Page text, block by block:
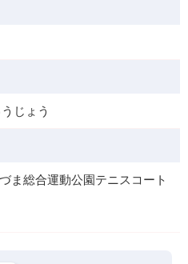
じょう
ま総合運動公園テニスコート